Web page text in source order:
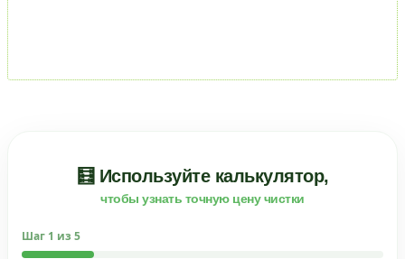
🧮 Используйте калькулятор,
чтобы узнать точную цену чистки
Шаг 1 из 5